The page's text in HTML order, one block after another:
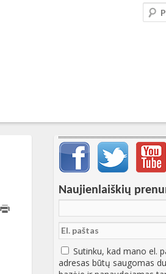
Svarbių įrašų meniu
Naujienlaiškių
Sutinku, kad mano el.
adresas būtų saugomas